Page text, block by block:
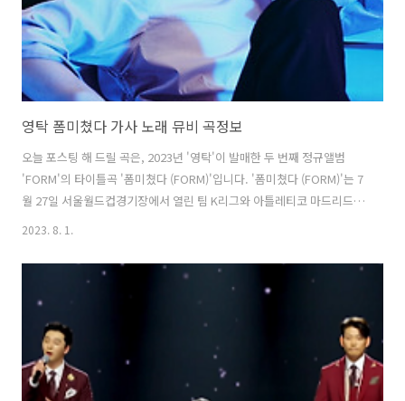
영탁 폼미쳤다 가사 노래 뮤비 곡정보
오늘 포스팅 해 드릴 곡은, 2023년 '영탁'이 발매한 두 번째 정규앨범
'FORM'의 타이틀곡 '폼미쳤다 (FORM)'입니다. '폼미쳤다 (FORM)'는 7
월 27일 서울월드컵경기장에서 열린 팀 K리그와 아틀레티코 마드리드의
'쿠팡플레이 시리즈 1차전' 경기 직후 열린 축가 공연에서 선공개돼 폭발
탁'의 시원한 창법이 어우러졌고, 뮤직비디오에는 긴박한 총격 대치씬 등
한 편의 블록버스터급 영상을 연상시키는 대형 스케일에 압도적인 포스
와 강렬한 비주얼의 터프남 '영탁'의 변신이 담겨 있습니다. 이번 앨범에
는 타이틀곡을 포함해, '로렐라이 (Lorelei)', '톡톡톡 (Tok Tok Tok)',
'올려 (Up)', '이별해, 예쁘게 ..
2023. 8. 1.